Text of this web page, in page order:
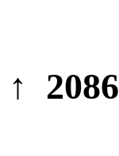
↑ 2086